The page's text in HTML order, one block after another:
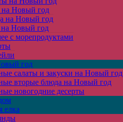
Новый год
на Новый год
Новый год
с морепродуктами
год
салаты и закуски на Новый год
вторые блюда на Новый год
новогодние десерты
елка